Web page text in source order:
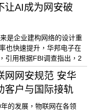
让AI成为网安破
是企业建构网络的设计重
也快速提升，华邦电子在
引用根据FBI调查指出，2
网网安规范 安华
客户与国际接轨
的发展，物联网在各领